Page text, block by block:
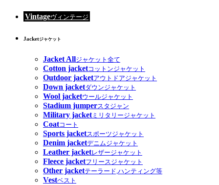
Vintageヴィンテージ
Jacketジャケット
Jacket Allジャケット全て
Cotton jacketコットンジャケット
Outdoor jacketアウトドアジャケット
Down jacketダウンジャケット
Wool jacketウールジャケット
Stadium jumperスタジャン
Military jacketミリタリージャケット
Coatコート
Sports jacketスポーツジャケット
Denim jacketデニムジャケット
Leather jacketレザージャケット
Fleece jacketフリースジャケット
Other jacketテーラード,ハンティング等
Vestベスト